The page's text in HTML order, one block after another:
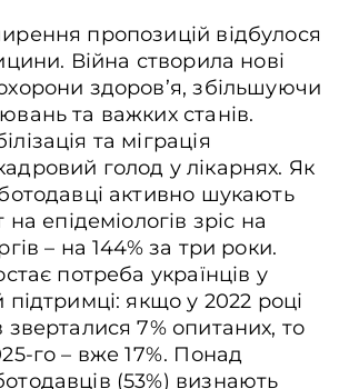
пропозицій відбулося
Війна створила нові
здоров’я, збільшуючи
та важких станів.
та міграція
голод у лікарнях. Як
активно шукають
на епідеміологів зріс на
– на 144% за три роки.
потреба українців у
підтримці: якщо у 2022 році
зверталися 7% опитаних, то
го – вже 17%. Понад
(53%) визнають